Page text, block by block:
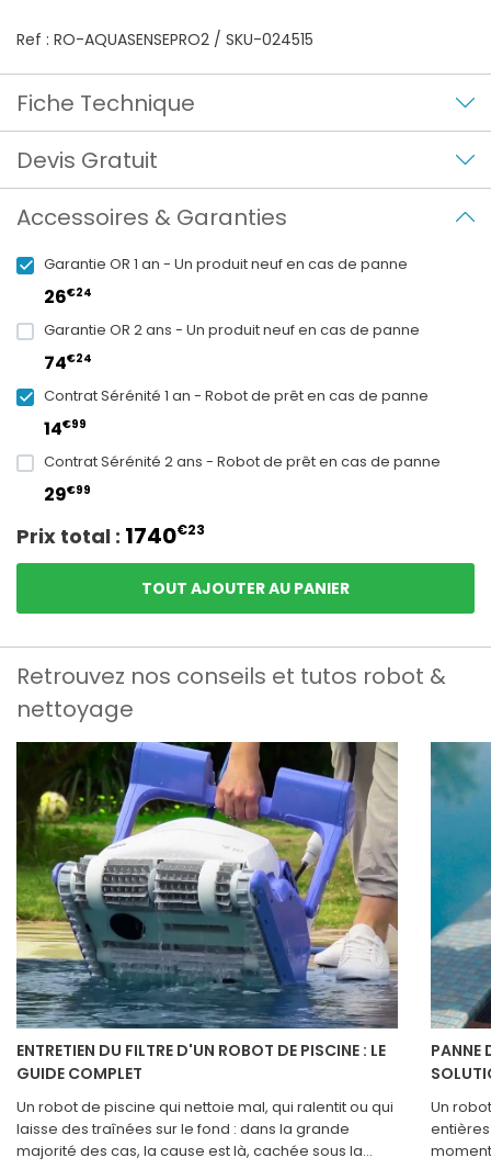
Ref : RO-AQUASENSEPRO2 / SKU-024515
Fiche Technique
Devis Gratuit
Accessoires & Garanties
Garantie OR 1 an - Un produit neuf en cas de panne
26€24
Garantie OR 2 ans - Un produit neuf en cas de panne
74€24
Contrat Sérénité 1 an - Robot de prêt en cas de panne
14€99
Contrat Sérénité 2 ans - Robot de prêt en cas de panne
29€99
Prix total : 1740€23
TOUT AJOUTER AU PANIER
Retrouvez nos conseils et tutos robot &
nettoyage
ENTRETIEN DU FILTRE D'UN ROBOT DE PISCINE : LE
GUIDE COMPLET
Un robot de piscine qui nettoie mal, qui ralentit ou qui
laisse des traînées sur le fond : dans la grande
majorité des cas, la cause est là, cachée sous la
PANNE
Un